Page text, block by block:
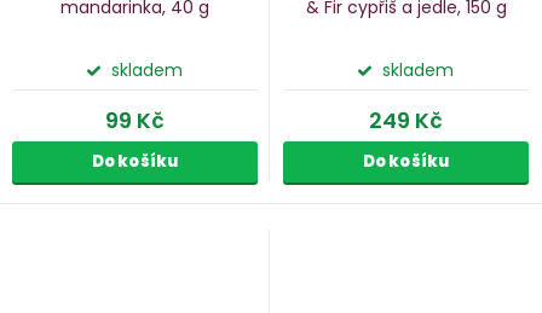
mandarinka, 40 g
skladem
99 Kč
Do košíku
& Fir cypřiš a jedle, 150 g
skladem
249 Kč
Do košíku